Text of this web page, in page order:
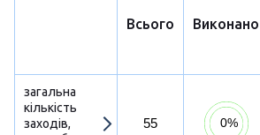
Всього Виконано
загальна
кількість
заходів,
55